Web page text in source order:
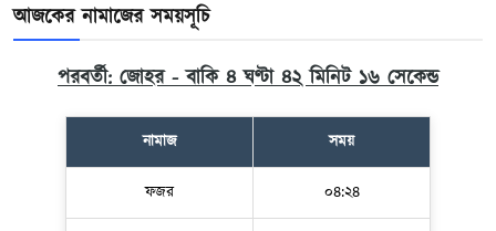
আজকের নামাজের সময়সূচি
পরবর্তী: জোহর - বাকি ৪ ঘণ্টা ৪২ মিনিট ১৫ সেকেন্ড
নামাজ সময়
ফজর ০৪:২৪